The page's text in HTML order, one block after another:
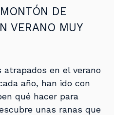
DE
VERANO MUY
atrapados en el verano
año, han ido con
qué hacer para
unas ranas que